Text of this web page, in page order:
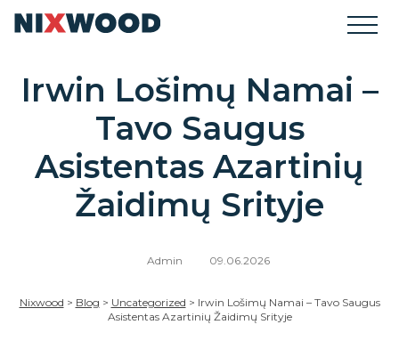
Irwin Lošimų Namai –
Tavo Saugus
Asistentas Azartinių
Žaidimų Srityje
Admin 09.06.2026
Nixwood > Blog > Uncategorized > Irwin Lošimų Namai – Tavo Saugus
Asistentas Azartinių Žaidimų Srityje